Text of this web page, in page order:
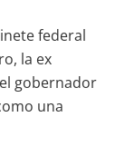
federal
la ex
gobernador
una